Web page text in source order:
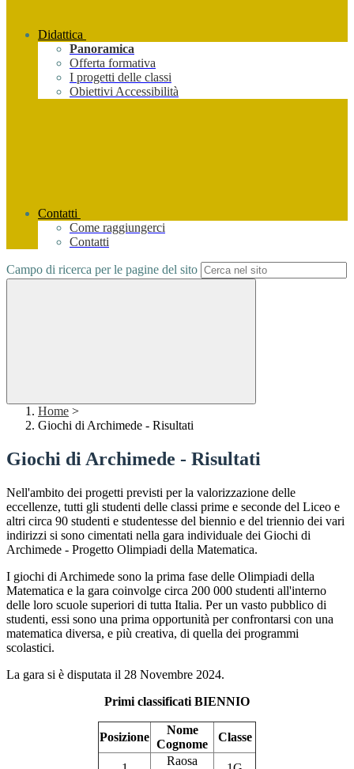
Didattica
Panoramica
Offerta formativa
I progetti delle classi
Obiettivi Accessibilità
Contatti
Come raggiungerci
Contatti
Campo di ricerca per le pagine del sito
Home >
Giochi di Archimede - Risultati
Giochi di Archimede - Risultati
Nell'ambito dei progetti previsti per la valorizzazione delle
eccellenze, tutti gli studenti delle classi prime e seconde del Liceo e
altri circa 90 studenti e studentesse del biennio e del triennio dei vari
indirizzi si sono cimentati nella gara individuale dei Giochi di
Archimede - Progetto Olimpiadi della Matematica.
I giochi di Archimede sono la prima fase delle Olimpiadi della
Matematica e la gara coinvolge circa 200 000 studenti all'interno
delle loro scuole superiori di tutta Italia. Per un vasto pubblico di
studenti, essi sono una prima opportunità per confrontarsi con una
matematica diversa, e più creativa, di quella dei programmi
scolastici.
La gara si è disputata il 28 Novembre 2024.
Primi classificati BIENNIO
Posizione
Nome
Cognome
Classe
Raosa